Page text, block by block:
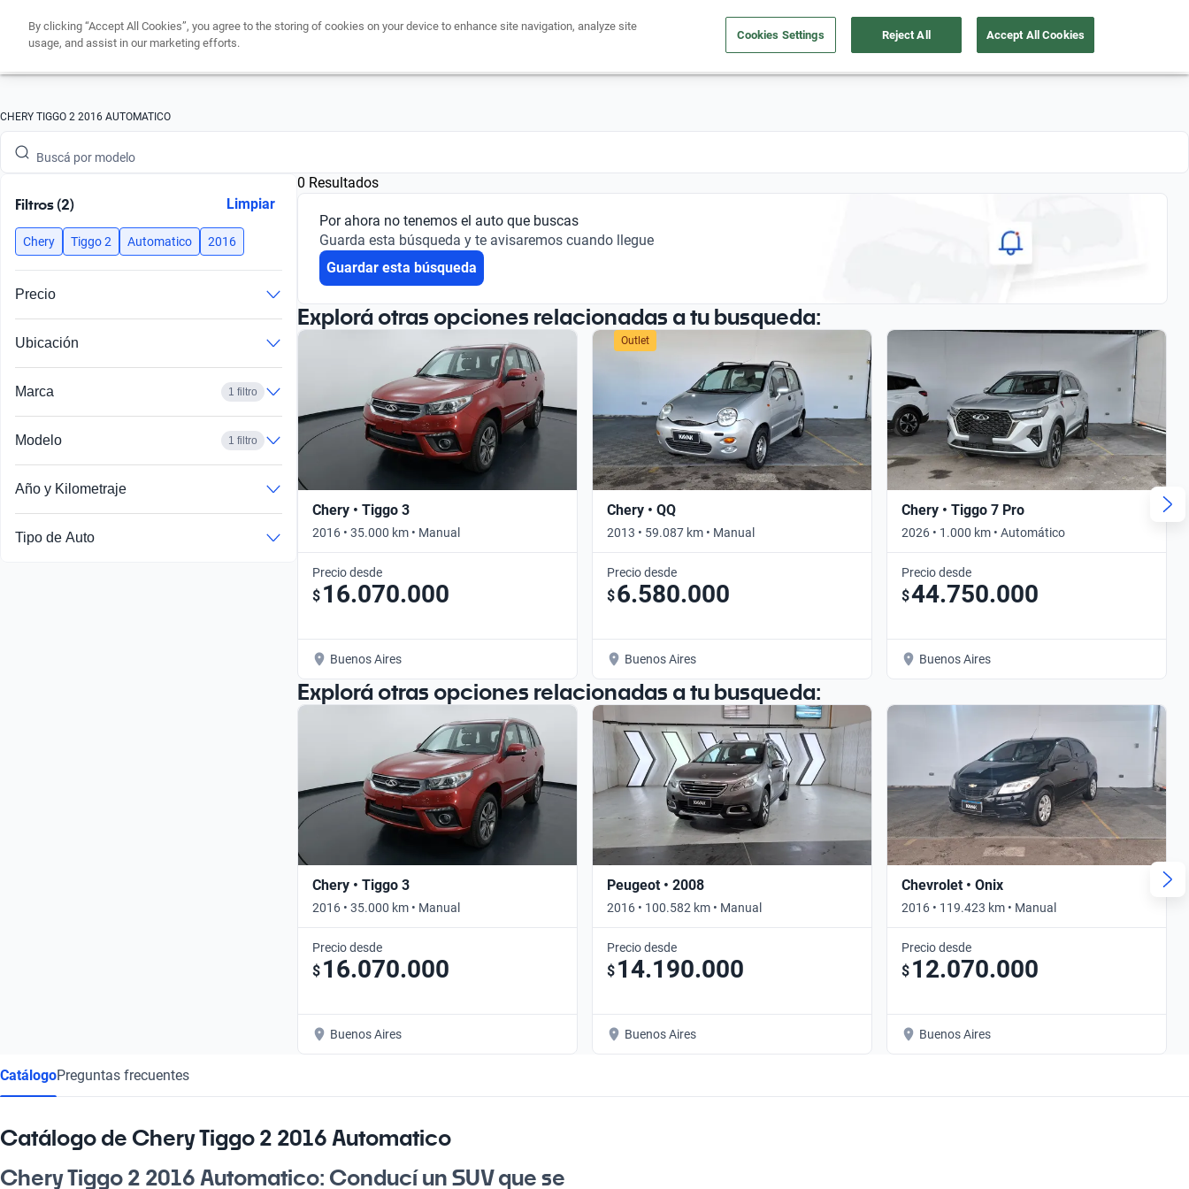
Comprá un auto Outlet de autos Soy Empresa Nosotros
CHERY TIGGO 2 2016 AUTOMATICO
Buscá por marca
Buscá por modelo
Buscá por año
Buscá por marca
Buscá por versión
Buscá por año
Filtros (2) Limpiar
Chery Tiggo 2 Automatico 2016
Precio
Ubicación
Marca 1 filtro
Modelo 1 filtro
Año y Kilometraje
Tipo de Auto
0 Resultados
Por ahora no tenemos el auto que buscas
Guarda esta búsqueda y te avisaremos cuando llegue
Guardar esta búsqueda
Explorá otras opciones relacionadas a tu busqueda:
Chery • Tiggo 3
2016 • 35.000 km • Manual
Precio desde
$ 16.070.000
Buenos Aires
Outlet
Chery • QQ
2013 • 59.087 km • Manual
Precio desde
$6.580.000
Buenos Aires
Chery • Tiggo 7 Pro
2026 • 1.000 km • Automático
Precio desde
$44.750.000
Buenos Aires
Explorá otras opciones relacionadas a tu busqueda:
Chery • Tiggo 3
2016 • 35.000 km • Manual
Precio desde
$ 16.070.000
Buenos Aires
Peugeot • 2008
2016 • 100.582 km • Manual
Precio desde
$ 14.190.000
Buenos Aires
Chevrolet • Onix
2016 • 119.423 km • Manual
Precio desde
$ 12.070.000
Buenos Aires
CatálogoPreguntas frecuentes
Catálogo de Chery Tiggo 2 2016 Automatico
Chery Tiggo 2 2016 Automatico: Conducí un SUV que se
By clicking “Accept All Cookies”, you agree to the storing of cookies on your device to enhance site navigation, analyze site
usage, and assist in our marketing efforts.
Cookies Settings Reject All Accept All Cookies